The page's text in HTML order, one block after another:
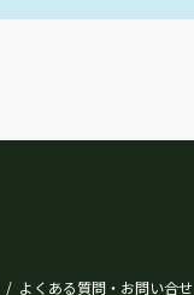
/ よくある質問・お問い合せ